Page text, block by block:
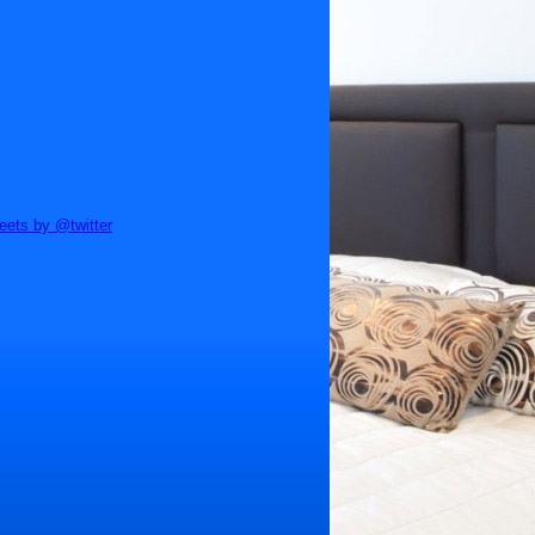
by @twitter